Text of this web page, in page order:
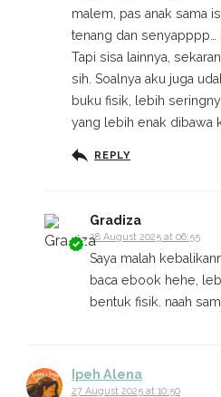
malem, pas anak sama
tenang dan senyapppp…
Tapi sisa lainnya,
sih. Soalnya aku juga
buku fisik, lebih
yang lebih enak dibawa
REPLY
Gradiza
28 August 2025 at 06:55
Saya malah
baca ebook hehe,
bentuk fisik. naah
Ipeh Alena
27 August 2025 at 10:50